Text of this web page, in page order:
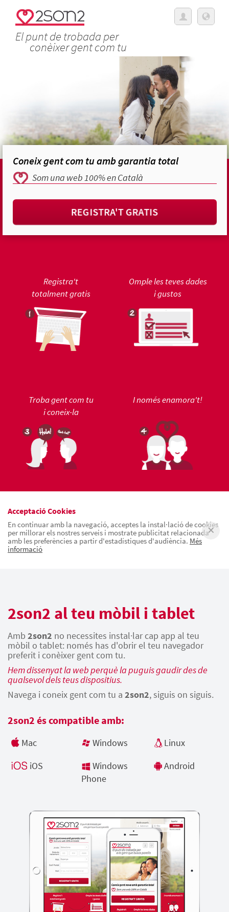
El punt de trobada per
conèixer gent com tu
Coneix gent com tu amb garantia total
Som una web 100% en Català
REGISTRA'T GRATIS
Registra't
totalment gratis
Omple les teves dades
i gustos
Troba gent com tu
i coneix-la
I només enamora't!
Acceptació Cookies
En continuar amb la navegació, acceptes la instal·lació de cookies
per millorar els nostres serveis i mostrate publicitat relacionada
amb les preferències a partir d'estadístiques d'audiència. Més
informació
2son2 al teu mòbil i tablet
Amb 2son2 no necessites instal·lar cap app al teu
mòbil o tablet: només has d'obrir el teu navegador
preferit i conèixer gent com tu.
Hem dissenyat la web perquè la puguis gaudir des de
qualsevol dels teus dispositius.
Navega i coneix gent com tu a 2son2, siguis on siguis.
2son2 és compatible amb:
Mac Windows
Linux
iOS
Windows
Phone
Android